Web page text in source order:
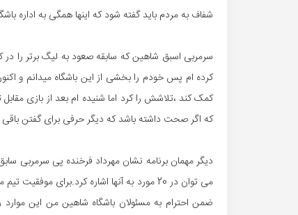
شفاف به مردم باید گفته شود که اینها همگی به اداره
کرده ام پس خودم را بخشی از این باشگاه میدانم و
کمک کند ،تلاشش را کرد اما شنیده ام بعد از بازی
که اگر صحت داشته باشد که دیگر حرفی برای گفتن
دیگر مهمان برنامه نشان مهرداد فرخنده پی سرمربی
می توان در 20 مورد به آنها اشاره کرد.برای
ضمن احترام به مسئولان باشگاه شاهین من این